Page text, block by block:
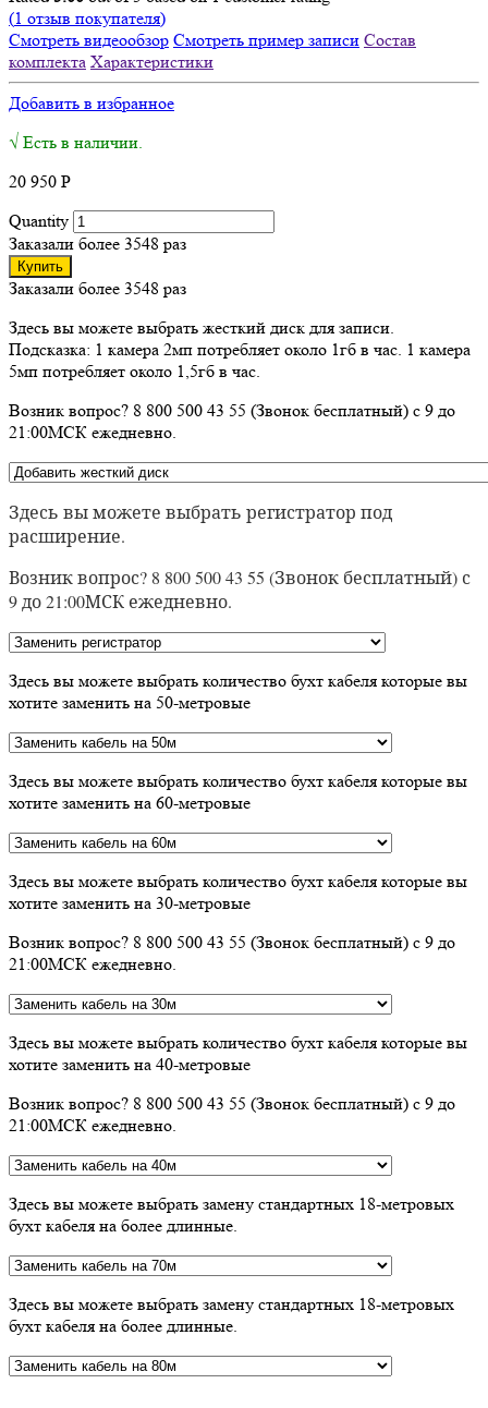
(1 отзыв покупателя)
Смотреть видеообзор Смотреть пример записи Состав
комплекта Характеристики
Добавить в избранное
√ Есть в наличии.
20 950 Р
Quantity
Заказали более 3548 раз
Купить
Заказали более 3548 раз
Здесь вы можете выбрать жесткий диск для записи.
Подсказка: 1 камера 2мп потребляет около 1гб в час. 1 камера
5мп потребляет около 1,5гб в час.
Возник вопрос? 8 800 500 43 55 (Звонок бесплатный) с 9 до
21:00МСК ежедневно.
Здесь вы можете выбрать регистратор под
расширение.
Возник вопрос? 8 800 500 43 55 (Звонок бесплатный) с
9 до 21:00МСК ежедневно.
Здесь вы можете выбрать количество бухт кабеля которые вы
хотите заменить на 50-метровые
Здесь вы можете выбрать количество бухт кабеля которые вы
хотите заменить на 60-метровые
Здесь вы можете выбрать количество бухт кабеля которые вы
хотите заменить на 30-метровые
Возник вопрос? 8 800 500 43 55 (Звонок бесплатный) с 9 до
21:00МСК ежедневно.
Здесь вы можете выбрать количество бухт кабеля которые вы
хотите заменить на 40-метровые
Возник вопрос? 8 800 500 43 55 (Звонок бесплатный) с 9 до
21:00МСК ежедневно.
Здесь вы можете выбрать замену стандартных 18-метровых
бухт кабеля на более длинные.
Здесь вы можете выбрать замену стандартных 18-метровых
бухт кабеля на более длинные.